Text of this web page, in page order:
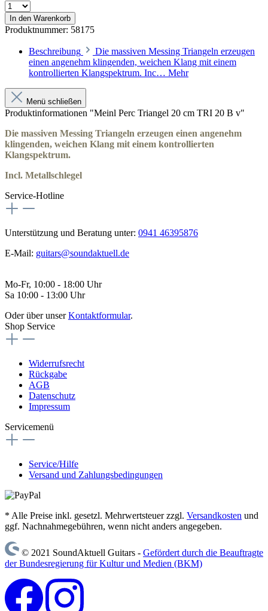
In den Warenkorb
Produktnummer: 58175
Beschreibung
Die massiven Messing Triangeln erzeugen
einen angenehm klingenden, weichen Klang mit einem
kontrollierten Klangspektrum. Inc… Mehr
Menü schließen
Produktinformationen "Meinl Perc Triangel 20 cm TRI 20 B v"
Die massiven Messing Triangeln erzeugen einen angenehm
klingenden, weichen Klang mit einem kontrollierten
Klangspektrum.
Incl. Metallschlegel
Service-Hotline
Unterstützung und Beratung unter: 0941 46395876
E-Mail: guitars@soundaktuell.de
Mo-Fr, 10:00 - 18:00 Uhr
Sa 10:00 - 13:00 Uhr
Oder über unserKontaktformular.
Shop Service
Widerrufsrecht
Rückgabe
AGB
Datenschutz
Impressum
Servicemenü
Service/Hilfe
Versand und Zahlungsbedingungen
* Alle Preise inkl. gesetzl. Mehrwertsteuer zzgl. Versandkosten und
ggf. Nachnahmegebühren, wenn nicht anders angegeben.
© 2021 SoundAktuell Guitars - Gefördert durch die Beauftragte
der Bundesregierung für Kultur und Medien (BKM)